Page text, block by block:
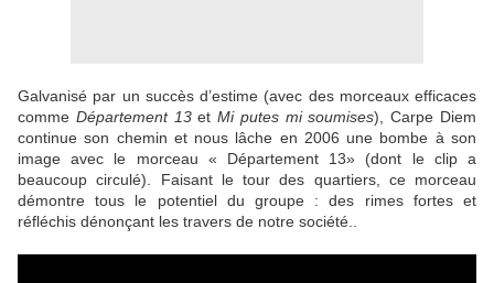
Galvanisé par un succès d’estime (avec des morceaux efficaces
comme Département 13etMi putes mi soumises), Carpe Diem
continue son chemin et nous lâche en 2006 une bombe à son
image avec le morceau « Département 13» (dont le clip a
beaucoup circulé). Faisant le tour des quartiers, ce morceau
démontre tous le potentiel du groupe : des rimes fortes et
réfléchis dénonçant les travers de notre société..